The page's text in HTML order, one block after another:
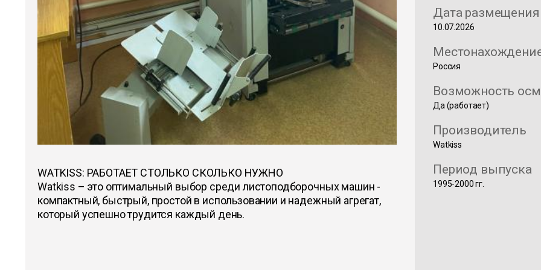
WATKISS: РАБОТАЕТ СТОЛЬКО СКОЛЬКО НУЖНО
Watkiss – это оптимальный выбор среди листоподборочных машин -
компактный, быстрый, простой в использовании и надежный агрегат,
который успешно трудится каждый день.
Дата размещения
10.07.2026
Россия
Возможность
Да (работает)
Производитель
Watkiss
Период выпуска
1995-2000 гг.